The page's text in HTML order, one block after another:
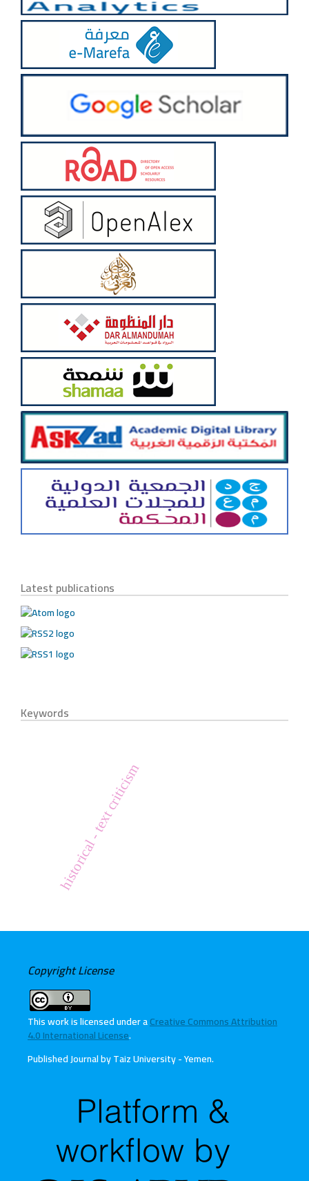
Latest publications
Keywords
historical - text criticism
Copyright License
This work is licensed under aCreative Commons Attribution
4.0 International License.
Published Journal by Taiz University - Yemen.